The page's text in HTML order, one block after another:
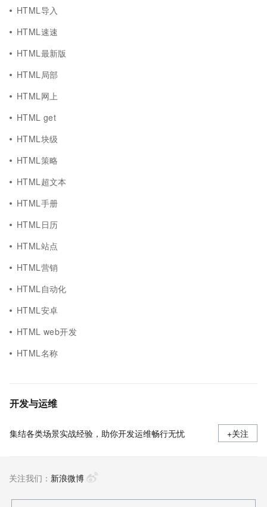
HTML导入
HTML速速
HTML最新版
HTML局部
HTML网上
HTML get
HTML块级
HTML策略
HTML超文本
HTML手册
HTML日历
HTML站点
HTML营销
HTML自动化
HTML安卓
HTML web开发
HTML名称
开发与运维
集结各类场景实战经验，助你开发运维畅行无忧 +关注
关注我们： 新浪微博